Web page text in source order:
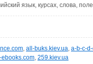
язык, курсах, слова,
, all-buks.kiev.ua, a-b-c-
ebooks.com, 259.kiev.ua